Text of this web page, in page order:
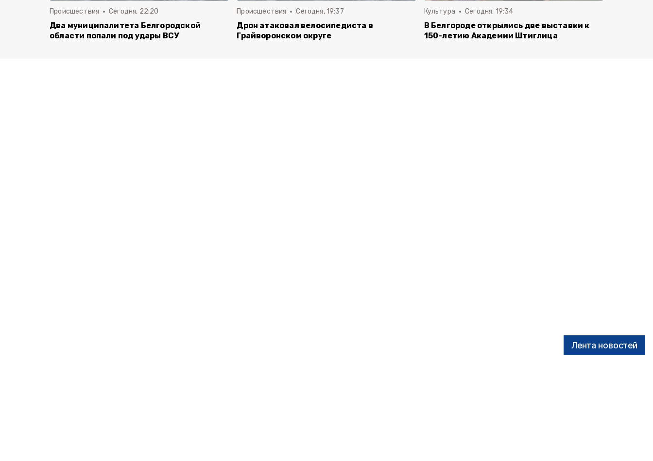
Лента новостей
Происшествия Сегодня, 22:20
Два муниципалитета Белгородской
области попали под удары ВСУ
Происшествия Сегодня, 19:37
Дрон атаковал велосипедиста в
Грайворонском округе
Культура Сегодня, 19:34
В Белгороде открылись две выставки к
150-летию Академии Штиглица